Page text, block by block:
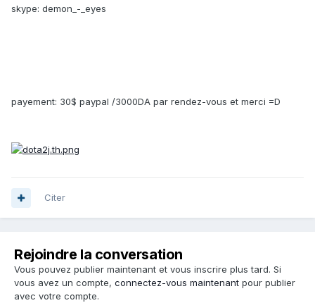
skype: demon_-_eyes
payement: 30$ paypal /3000DA par rendez-vous et merci =D
Citer
Rejoindre la conversation
Vous pouvez publier maintenant et vous inscrire plus tard. Si
vous avez un compte, connectez-vous maintenant pour publier
avec votre compte.